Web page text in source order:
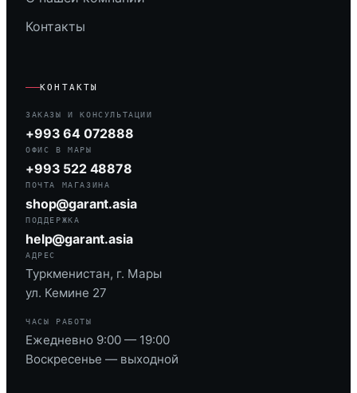
Контакты
КОНТАКТЫ
ЗАКАЗЫ И КОНСУЛЬТАЦИИ
+993 64 072888
ОФИС В МАРЫ
+993 522 48878
ПОЧТА МАГАЗИНА
shop@garant.asia
ПОДДЕРЖКА
help@garant.asia
АДРЕС
Туркменистан, г. Мары
ул. Кемине 27
ЧАСЫ РАБОТЫ
Ежедневно 9:00 — 19:00
Воскресенье — выходной